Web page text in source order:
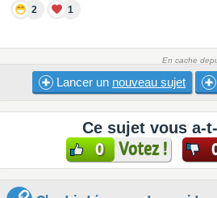
2 1
En cache
Lancer un nouveau sujet
Ce sujet vous a-
0 Votez !